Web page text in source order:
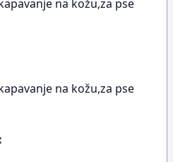
na kožu,za pse
na kožu,za pse